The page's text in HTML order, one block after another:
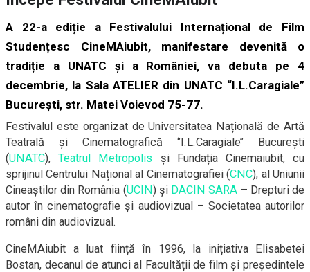
A 22-a ediție a Festivalului Internațional de Film
Studențesc CineMAiubit, manifestare devenită o
tradiție a UNATC și a României, va debuta pe 4
decembrie, la Sala ATELIER din UNATC “I.L.Caragiale”
București, str. Matei Voievod 75-77.
Festivalul este organizat de Universitatea Națională de Artă
Teatrală și Cinematografică ‘’I.L.Caragiale’’ București
(UNATC),Teatrul Metropolis și Fundația Cinemaiubit, cu
sprijinul Centrului Național al Cinematografiei (CNC), al Uniunii
Cineaștilor din România (UCIN) și DACIN SARA – Drepturi de
autor în cinematografie și audiovizual – Societatea autorilor
români din audiovizual.
CineMAiubit a luat ființă în 1996, la inițiativa Elisabetei
Bostan, decanul de atunci al Facultății de film și președintele